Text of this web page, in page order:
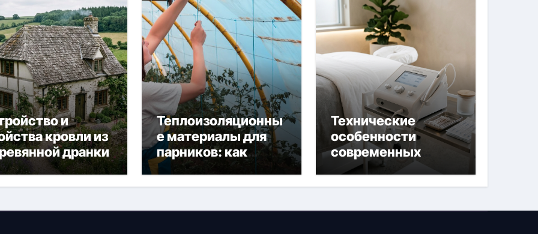
и
кровли из
дранки
Теплоизоляционны
е материалы для
парников: как
сохранить тепло и
получить богатый
Технические
особенности
современных
аппаратов для
электроэпиляции